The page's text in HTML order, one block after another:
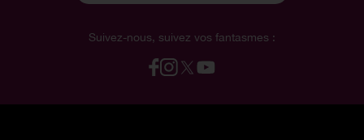
Suivez-nous, suivez vos fantasmes :